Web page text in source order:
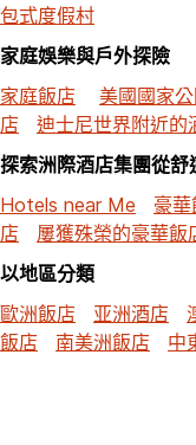
包式度假村
家庭娛樂與戶外探險
家庭飯店
美國國家
店
迪士尼世界附近的
探索洲際酒店集團從
Hotels near Me
豪
店
屢獲殊榮的豪華飯
以地區分類
歐洲飯店
亚洲酒店
飯店
南美洲飯店 中